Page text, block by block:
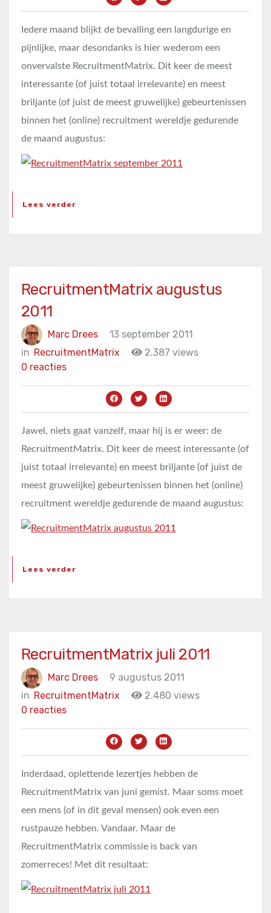
Iedere maand blijkt de bevalling een langdurige en
pijnlijke, maar desondanks is hier wederom een
onvervalste RecruitmentMatrix. Dit keer de meest
interessante (of juist totaal irrelevante) en meest
briljante (of juist de meest gruwelijke) gebeurtenissen
binnen het (online) recruitment wereldje gedurende
de maand augustus:
Lees verder
RecruitmentMatrix augustus
2011
Marc Drees
13 september 2011
in RecruitmentMatrix
2.387 views
0 reacties
Jawel, niets gaat vanzelf, maar hij is er weer: de
RecruitmentMatrix. Dit keer de meest interessante (of
juist totaal irrelevante) en meest briljante (of juist de
meest gruwelijke) gebeurtenissen binnen het (online)
recruitment wereldje gedurende de maand augustus:
Lees verder
RecruitmentMatrix juli 2011
Marc Drees
9 augustus 2011
in RecruitmentMatrix
2.480 views
0 reacties
Inderdaad, oplettende lezertjes hebben de
RecruitmentMatrix van juni gemist. Maar soms moet
een mens (of in dit geval mensen) ook even een
rustpauze hebben. Vandaar. Maar de
RecruitmentMatrix commissie is back van
zomerreces! Met dit resultaat: